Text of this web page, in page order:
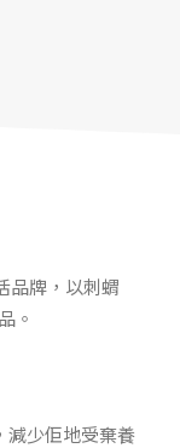
品牌，以刺蝟
。
減少佢地受棄養